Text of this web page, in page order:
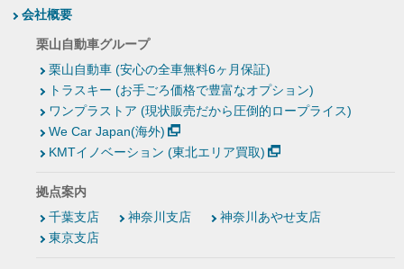
会社概要
栗山自動車グループ
栗山自動車 (安心の全車無料6ヶ月保証)
トラスキー (お手ごろ価格で豊富なオプション)
ワンプラストア (現状販売だから圧倒的ロープライス)
We Car Japan(海外)
KMTイノベーション (東北エリア買取)
拠点案内
千葉支店
神奈川支店
神奈川あやせ支店
東京支店